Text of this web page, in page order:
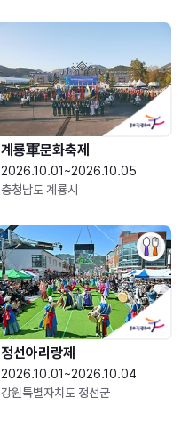
2026.10.01~2026.10.05
충청남도 계룡시
정선아리랑제
2026.10.01~2026.10.04
강원특별자치도 정선군